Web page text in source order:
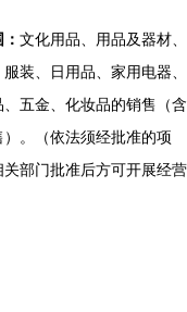
文化用品、用品及器材、
装、日用品、家用电器、
、五金、化妆品的销售（含
）。（依法须经批准的项
关部门批准后方可开展经营